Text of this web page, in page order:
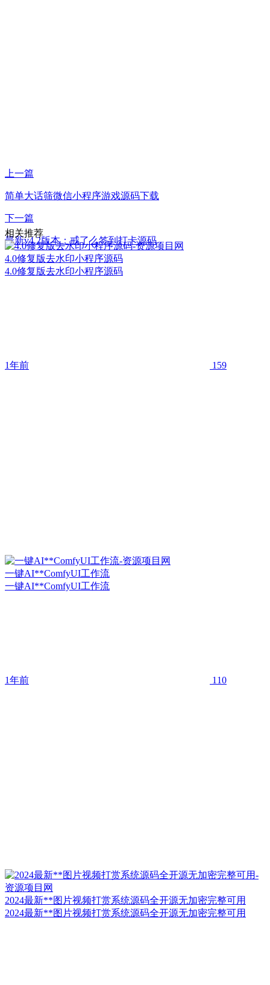
上一篇
简单大话筛微信小程序游戏源码下载
下一篇
最新v4.2版本：戒了么签到打卡源码
相关推荐
4.0修复版去水印小程序源码
4.0修复版去水印小程序源码
1年前 159
一键AI**ComfyUI工作流
一键AI**ComfyUI工作流
1年前 110
2024最新**图片视频打赏系统源码全开源无加密完整可用
2024最新**图片视频打赏系统源码全开源无加密完整可用